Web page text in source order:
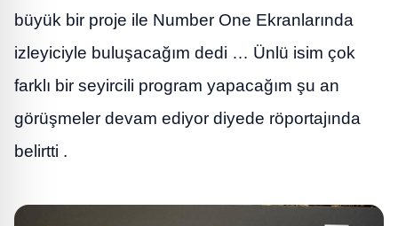
büyük bir proje ile Number One Ekranlarında
izleyiciyle buluşacağım dedi … Ünlü isim çok
farklı bir seyircili program yapacağım şu an
görüşmeler devam ediyor diyede röportajında
belirtti .